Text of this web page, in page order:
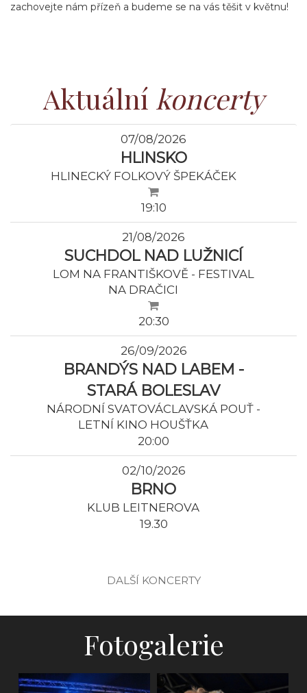
zachovejte nám přízeň a budeme se na vás těšit v květnu!
Aktuální koncerty
07/08/2026
HLINSKO
HLINECKÝ FOLKOVÝ ŠPEKÁČEK
19:10
21/08/2026
SUCHDOL NAD LUŽNICÍ
LOM NA FRANTIŠKOVĚ - FESTIVAL
NA DRAČICI
20:30
26/09/2026
BRANDÝS NAD LABEM -
STARÁ BOLESLAV
NÁRODNÍ SVATOVÁCLAVSKÁ POUŤ -
LETNÍ KINO HOUŠŤKA
20:00
02/10/2026
BRNO
KLUB LEITNEROVA
19.30
DALŠÍ KONCERTY
Fotogalerie